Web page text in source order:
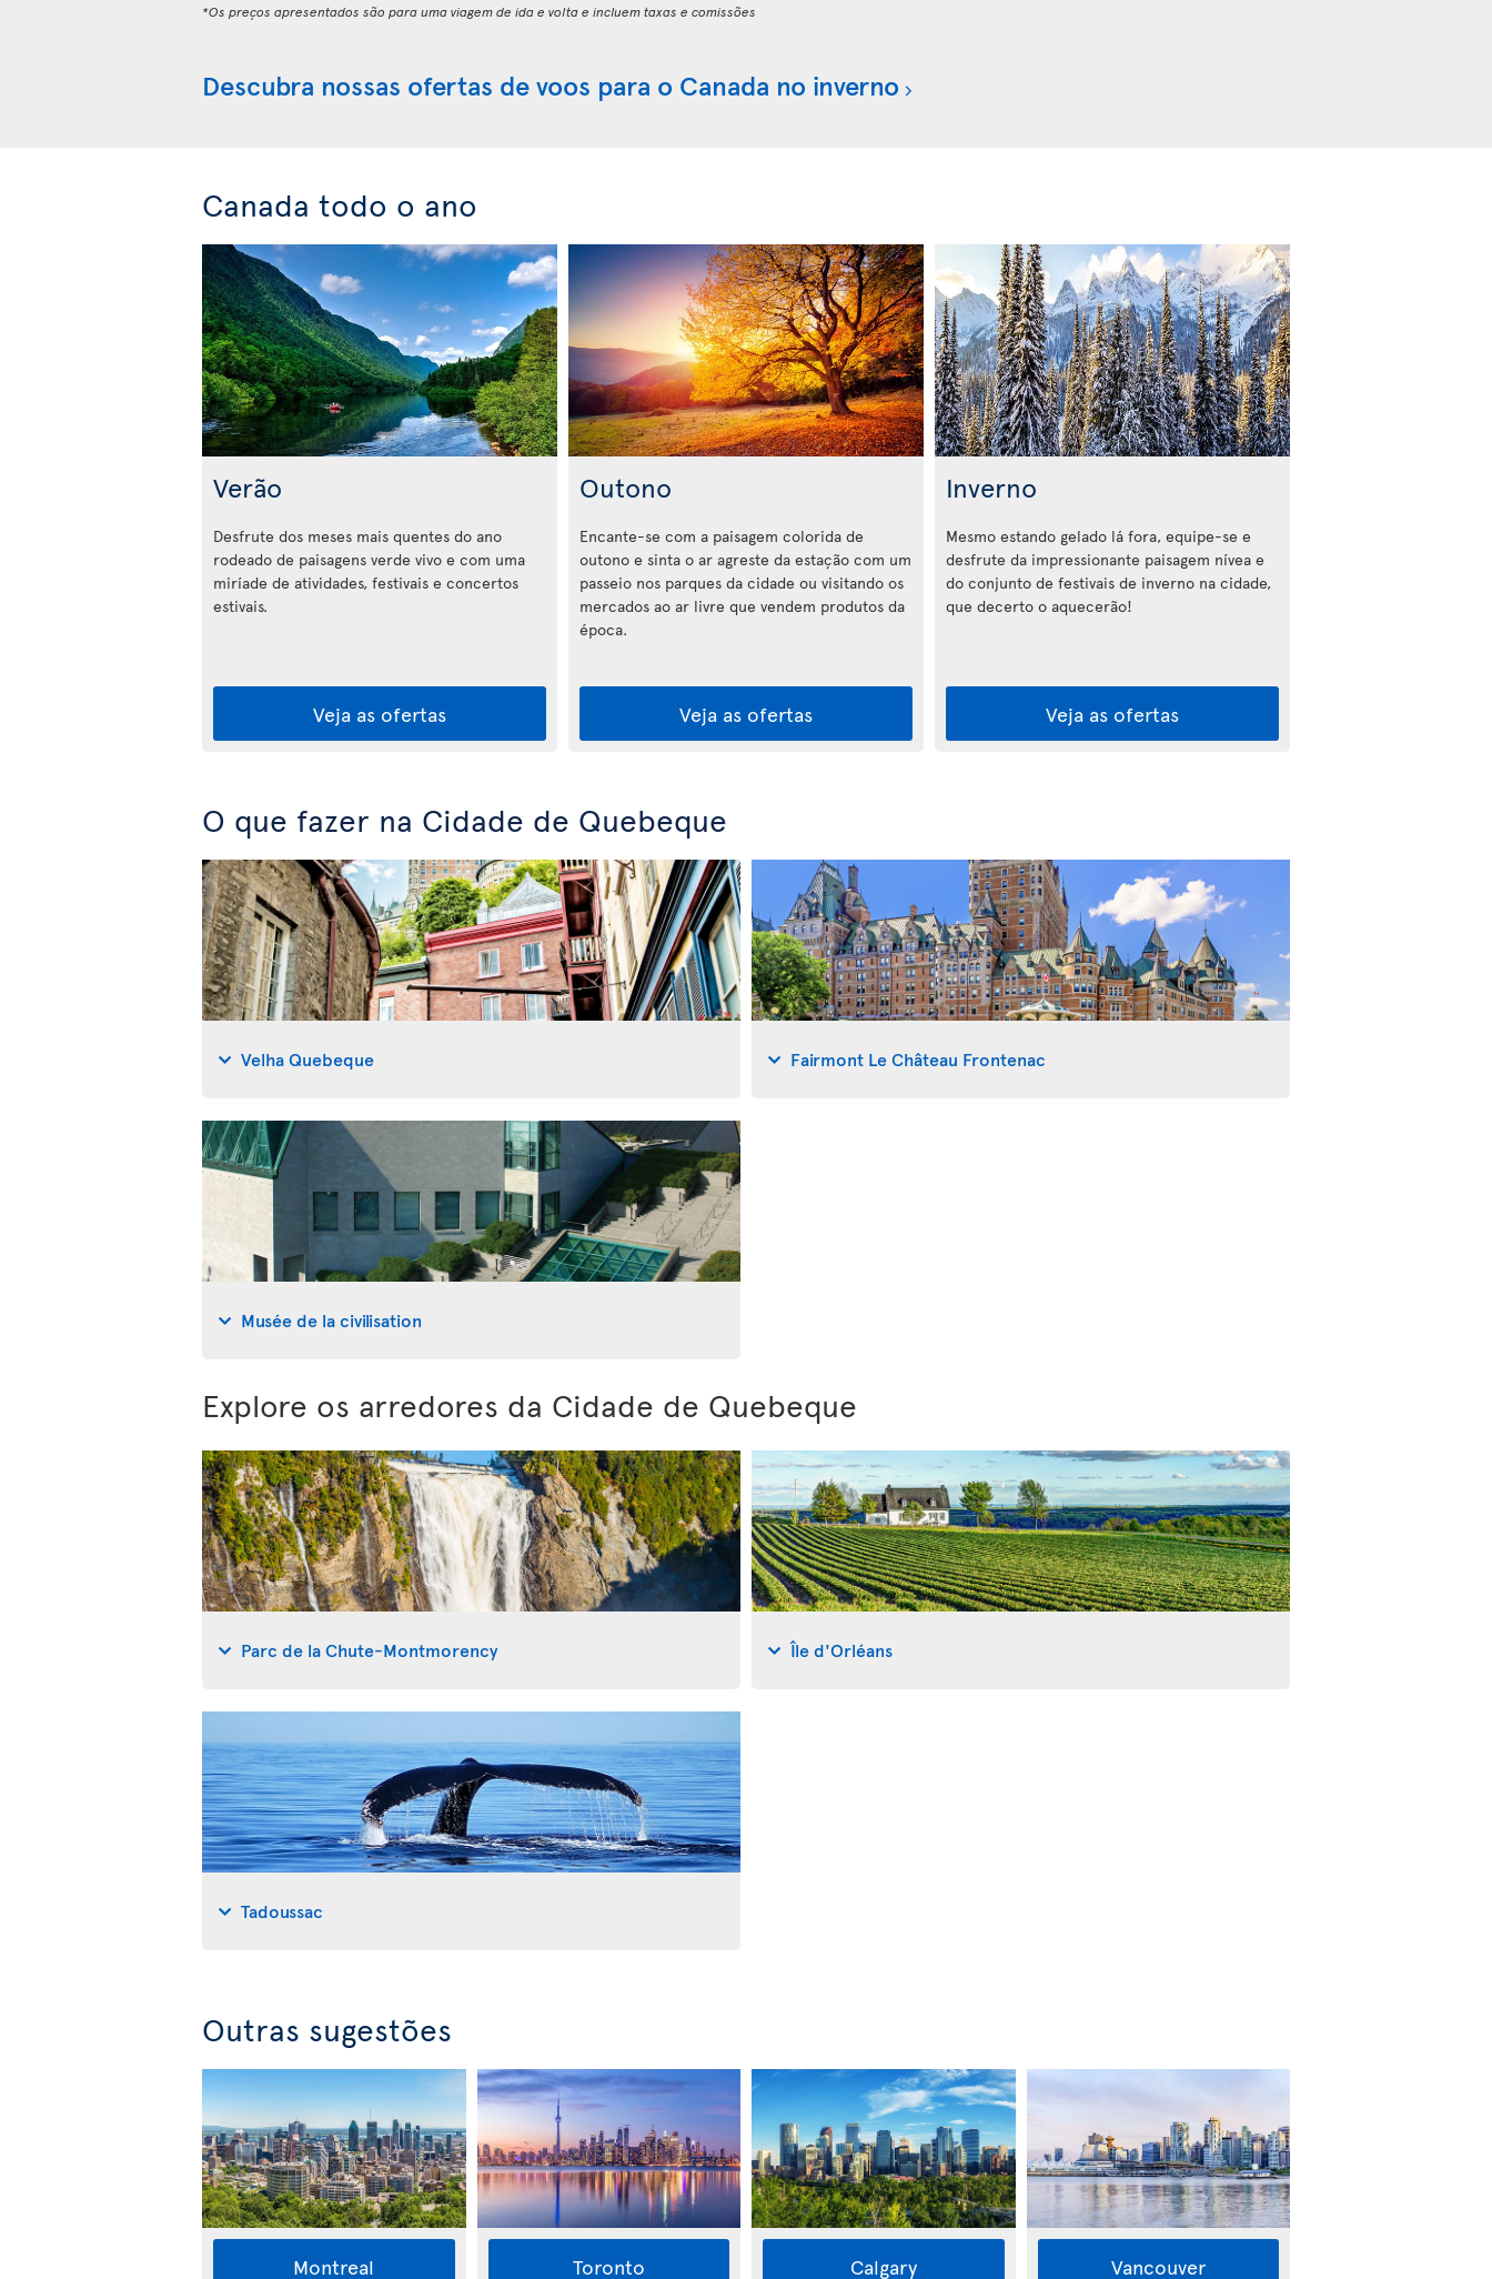
*Os preços apresentados são para uma viagem de ida e volta e incluem taxas e comissões
Descubra nossas ofertas de voos para o Canada no inverno
Canada todo o ano
Verão
Desfrute dos meses mais quentes do ano
rodeado de paisagens verde vivo e com uma
miríade de atividades, festivais e concertos
estivais.
Veja as ofertas
Outono
Encante-se com a paisagem colorida de
outono e sinta o ar agreste da estação com um
passeio nos parques da cidade ou visitando os
mercados ao ar livre que vendem produtos da
época.
Veja as ofertas
Inverno
Mesmo estando gelado lá fora, equipe-se e
desfrute da impressionante paisagem nívea e
do conjunto de festivais de inverno na cidade,
que decerto o aquecerão!
Veja as ofertas
O que fazer na Cidade de Quebeque
Velha Quebeque Fairmont Le Château Frontenac
Musée de la civilisation
Explore os arredores da Cidade de Quebeque
Parc de la Chute-Montmorency Île d'Orléans
Tadoussac
Outras sugestões
Montreal Toronto Calgary Vancouver